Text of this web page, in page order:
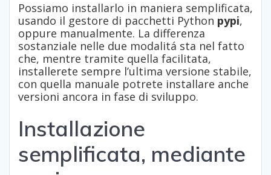
Possiamo installarlo in maniera semplificata,
usando il gestore di pacchetti Python pypi,
oppure manualmente. La differenza
sostanziale nelle due modalitá sta nel fatto
che, mentre tramite quella facilitata,
installerete sempre l’ultima versione stabile,
con quella manuale potrete installare anche
versioni ancora in fase di sviluppo.
Installazione
semplificata, mediante